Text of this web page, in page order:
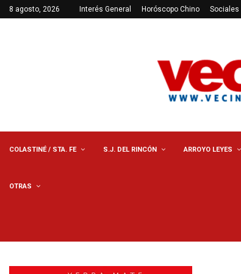
8 agosto, 2026 Interés General Horóscopo Chino Sociales
COLASTINÉ / STA. FE S.J. DEL RINCÓN ARROYO LEYES
OTRAS